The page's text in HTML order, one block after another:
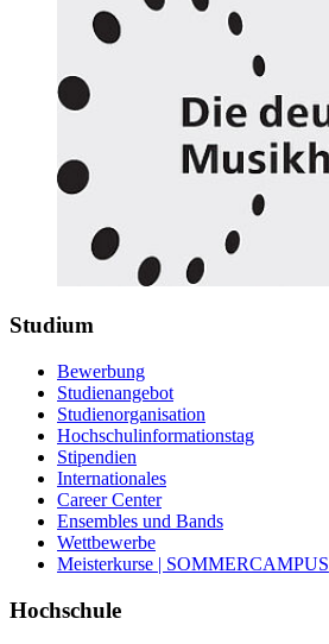
Studium
Bewerbung
Studienangebot
Studienorganisation
Hochschulinformationstag
Stipendien
Internationales
Career Center
Ensembles und Bands
Wettbewerbe
Meisterkurse | SOMMERCAMPUS
Hochschule